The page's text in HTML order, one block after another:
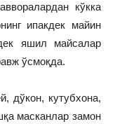
кўкка
ипакдек майин
яшил майсалар
ўсмоқда.
дўкон, кутубхона,
масканлар замон